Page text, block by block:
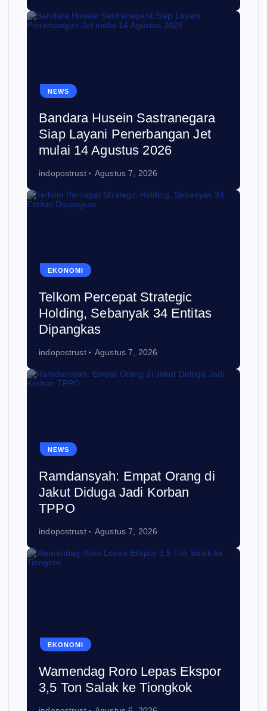
NEWS
Bandara Husein Sastranegara
Siap Layani Penerbangan Jet
mulai 14 Agustus 2026
indopostrust Agustus 7, 2026
EKONOMI
Telkom Percepat Strategic
Holding, Sebanyak 34 Entitas
Dipangkas
indopostrust Agustus 7, 2026
NEWS
Ramdansyah: Empat Orang di
Jakut Diduga Jadi Korban
TPPO
indopostrust Agustus 7, 2026
EKONOMI
Wamendag Roro Lepas Ekspor
3,5 Ton Salak ke Tiongkok